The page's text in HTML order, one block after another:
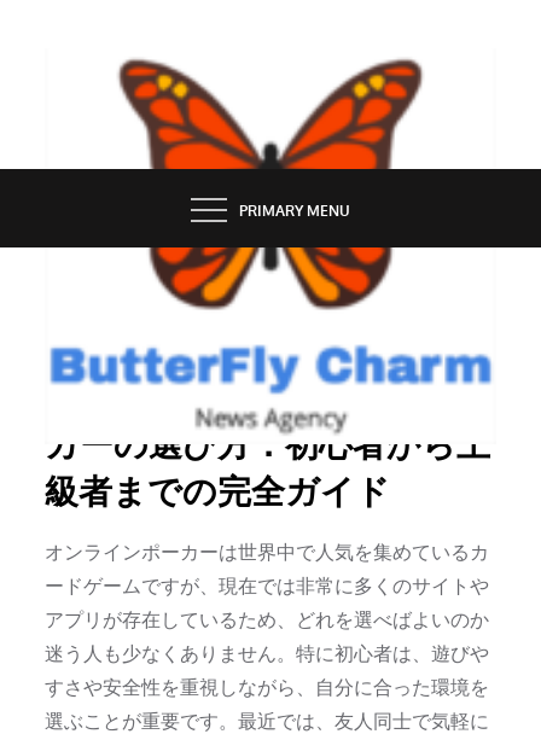
BUTTERFLY CHARM
PRIMARY MENU
自分に合ったオンラインポー
カーの選び方：初心者から上
級者までの完全ガイド
オンラインポーカーは世界中で人気を集めているカ
ードゲームですが、現在では非常に多くのサイトや
アプリが存在しているため、どれを選べばよいのか
迷う人も少なくありません。特に初心者は、遊びや
すさや安全性を重視しながら、自分に合った環境を
選ぶことが重要です。最近では、友人同士で気軽に